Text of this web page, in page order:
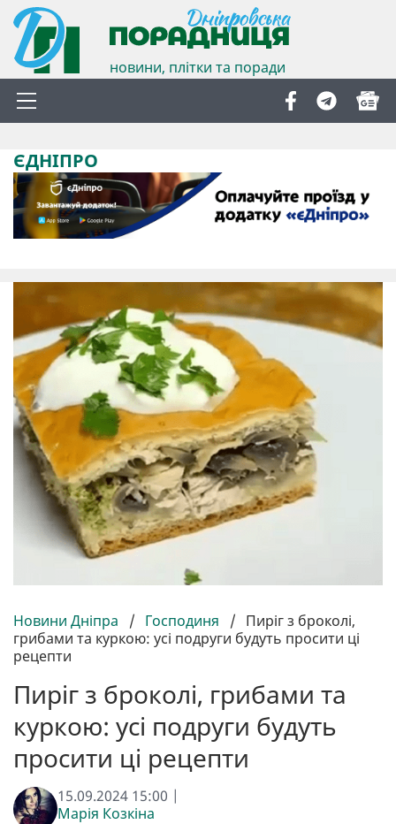
новини, плітки та поради
ЄДНІПРО
Новини Дніпра / Господиня / Пиріг з броколі,
грибами та куркою: усі подруги будуть просити ці
рецепти
Пиріг з броколі, грибами та
куркою: усі подруги будуть
просити ці рецепти
15.09.2024 15:00 |
Марія Козкіна